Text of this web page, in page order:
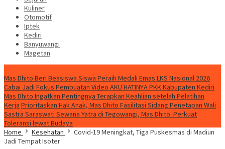
Kuliner
Otomotif
Iptek
Kediri
Banyuwangi
Magetan
Mas Dhito Beri Beasiswa Siswa Peraih Medali Emas LKS Nasional 2026
Cabai Jadi Fokus Pembuatan Video AKU HATINYA PKK Kabupaten Kediri
Mas Dhito Ingatkan Pentingnya Terapkan Keahlian setelah Pelatihan
Kerja Prioritaskan Hak Anak, Mas Dhito Fasilitasi Sidang Penetapan Wali
Sastra Saraswati Sewana Yatra di Tegowangi, Mas Dhito: Perkuat
Toleransi lewat Budaya
Home
Kesehatan
Covid-19 Meningkat, Tiga Puskesmas di Madiun
Jadi Tempat Isoter